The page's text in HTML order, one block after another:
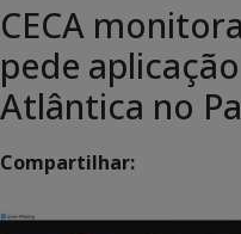
CECA
pede
Atlântica no
Compartilhar: